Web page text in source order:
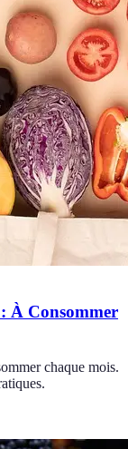
À Consommer
chaque mois.